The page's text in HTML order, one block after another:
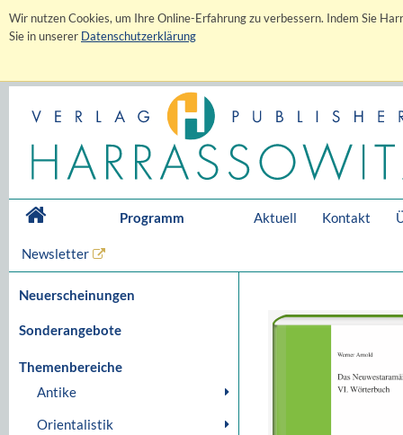
Wir nutzen Cookies, um Ihre Online-Erfahrung zu verbessern. Indem Sie
Sie in unserer Datenschutzerklärung
Programm Aktuell Kontakt
Newsletter
Neuerscheinungen
Sonderangebote
Themenbereiche
Antike
Orientalistik